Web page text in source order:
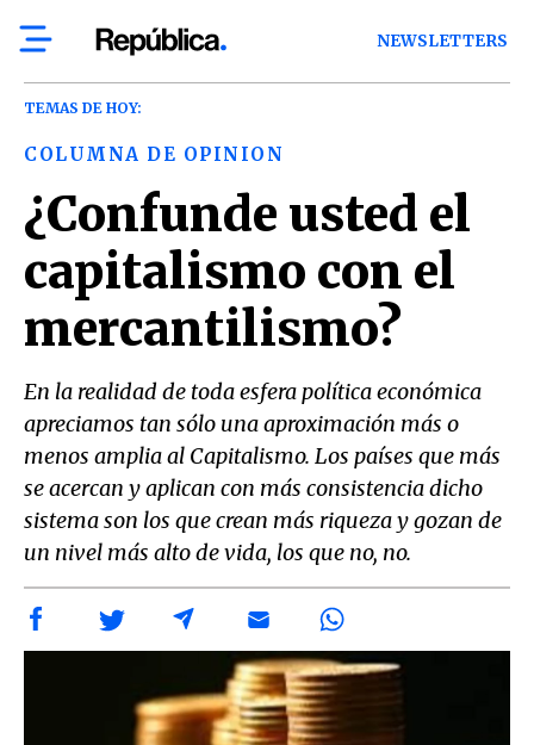
NEWSLETTERS
TEMAS DE HOY:
COLUMNA DE OPINION
¿Confunde usted el
capitalismo con el
mercantilismo?
En la realidad de toda esfera política económica
apreciamos tan sólo una aproximación más o
menos amplia al Capitalismo. Los países que más
se acercan y aplican con más consistencia dicho
sistema son los que crean más riqueza y gozan de
un nivel más alto de vida, los que no, no.